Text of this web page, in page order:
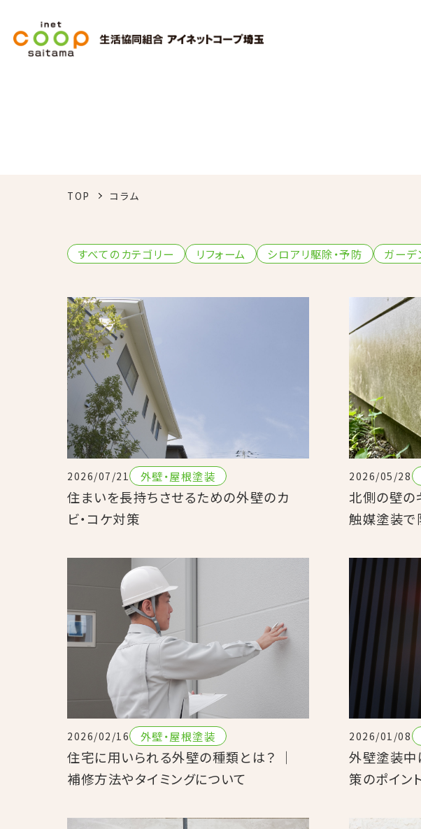
TOP コラム
すべてのカテゴリー リフォーム シロアリ駆除・予防 ガーデ
2026/07/21 外壁・屋根塗装
住まいを長持ちさせるための外壁のカ
ビ・コケ対策
2026/05/28
北側の壁の
触媒塗装で
2026/02/16 外壁・屋根塗装
住宅に用いられる外壁の種類とは？ ｜
補修方法やタイミングについて
2026/01/08
外壁塗装
策のポイン